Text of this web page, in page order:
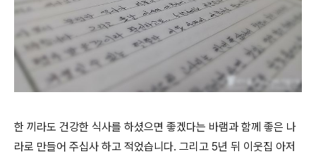
한 끼라도 건강한 식사를 하셨으면 좋겠다는 바램과 함께 좋은 나
라로 만들어 주십사 하고 적었습니다. 그리고 5년 뒤 이웃집 아저